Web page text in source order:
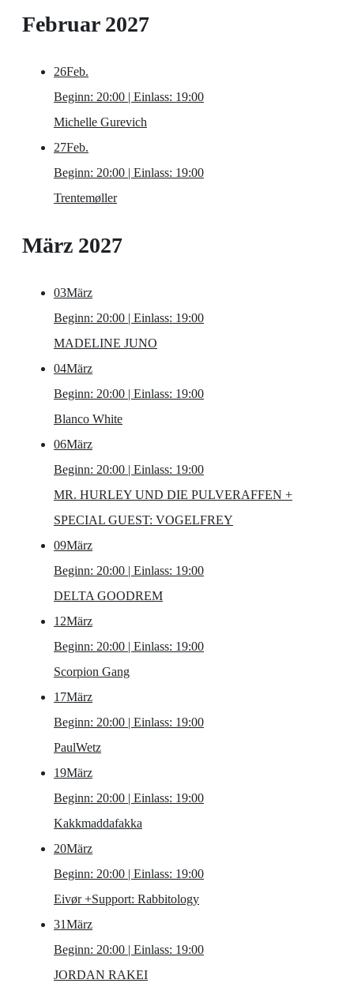
Februar 2027
26Feb.
Beginn: 20:00 | Einlass: 19:00
Michelle Gurevich
27Feb.
Beginn: 20:00 | Einlass: 19:00
Trentemøller
März 2027
03März
Beginn: 20:00 | Einlass: 19:00
MADELINE JUNO
04März
Beginn: 20:00 | Einlass: 19:00
Blanco White
06März
Beginn: 20:00 | Einlass: 19:00
MR. HURLEY UND DIE PULVERAFFEN +
SPECIAL GUEST: VOGELFREY
09März
Beginn: 20:00 | Einlass: 19:00
DELTA GOODREM
12März
Beginn: 20:00 | Einlass: 19:00
Scorpion Gang
17März
Beginn: 20:00 | Einlass: 19:00
PaulWetz
19März
Beginn: 20:00 | Einlass: 19:00
Kakkmaddafakka
20März
Beginn: 20:00 | Einlass: 19:00
Eivør +Support: Rabbitology
31März
Beginn: 20:00 | Einlass: 19:00
JORDAN RAKEI